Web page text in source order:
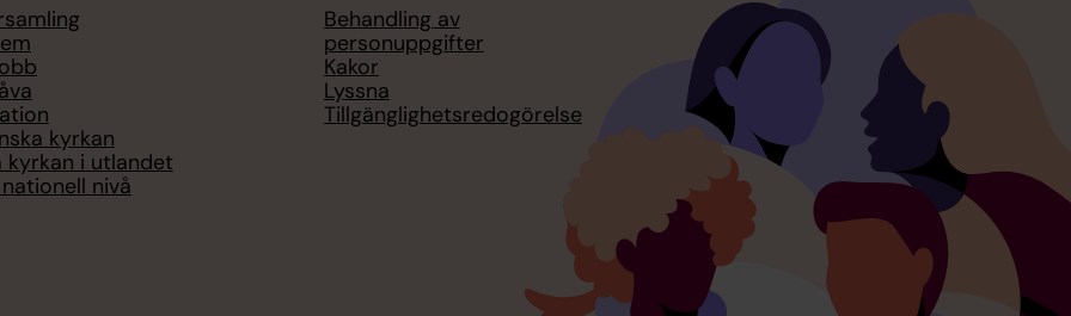
kyrkan
kyrkan i utlandet
nivå
Behandling av
personuppgifter
Kakor
Lyssna
Tillgänglighetsredogörelse